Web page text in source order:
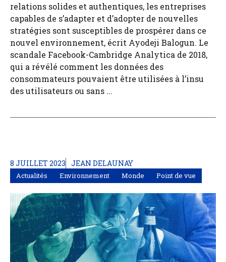
relations solides et authentiques, les entreprises
capables de s’adapter et d’adopter de nouvelles
stratégies sont susceptibles de prospérer dans ce
nouvel environnement, écrit Ayodeji Balogun. Le
scandale Facebook-Cambridge Analytica de 2018,
qui a révélé comment les données des
consommateurs pouvaient être utilisées à l’insu
des utilisateurs ou sans ...
8 JUILLET 2023 JEAN DELAUNAY
Actualités Environnement Monde Point de vue